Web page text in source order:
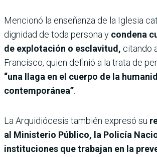
Mencionó la enseñanza de la Iglesia
dignidad de toda persona y condena
de explotación o esclavitud, citando
Francisco, quien definió a la trata de
“una llaga en el cuerpo de la
contemporánea”.
La Arquidiócesis también expresó su
al Ministerio Público, la Policía
instituciones que trabajan en la